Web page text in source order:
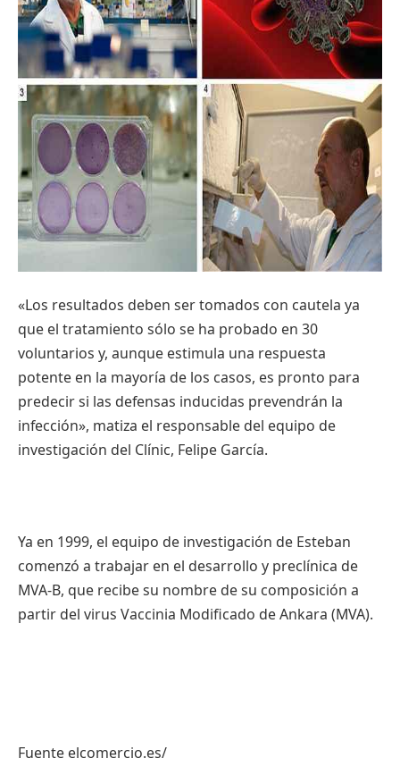
«Los resultados deben sertomados con cautela ya
que el tratamiento sólo se ha probado en 30
voluntarios y, aunque estimula una respuesta
potente en la mayoría de los casos, es pronto para
predecirsi las defensas inducidas prevendrán la
infección», matiza el responsable del equipo de
investigación del Clínic, Felipe García.
Ya en 1999, el equipo de investigación de Esteban
comenzó a trabajar en el desarrollo y preclínica de
MVA-B, que recibesu nombre desu composición a
partir del virus Vaccinia Modificado de Ankara (MVA).
Fuente elcomercio.es/